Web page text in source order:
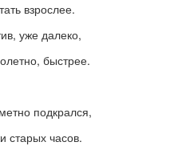
взрослее.
уже далеко,
быстрее.
подкрался,
старых часов.